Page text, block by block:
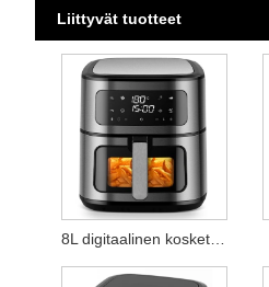
Liittyvät tuotteet
8L digitaalinen kosketusilmakeittiö